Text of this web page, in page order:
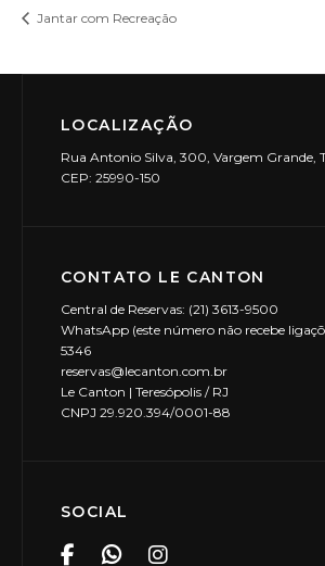
Jantar com Recreação
LOCALIZAÇÃO
Rua Antonio Silva, 300, Vargem Grande,
CEP: 25990-150
CONTATO LE CANTON
Central de Reservas: (21) 3613-9500
WhatsApp (este número não recebe
5346
reservas@lecanton.com.br
Le Canton | Teresópolis / RJ
CNPJ 29.920.394/0001-88
SOCIAL